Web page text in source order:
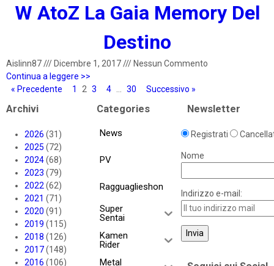
W AtoZ La Gaia Memory Del
Destino
Aislinn87/// Dicembre 1, 2017/// Nessun Commento
Continua a leggere >>
« Precedente
1 2 3 4 30 Successivo »
Archivi
2026 (31)
2025 (72)
2024(68)
2023 (79)
2022 (62)
2021 (71)
2020 (91)
2019 (115)
2018 (126)
2017(148)
2016 (106)
Categories
News
PV
Ragguaglieshon
Super
Sentai
Kamen
Rider
Metal
Newsletter
Registrati
Nome
Indirizzo e-mail: